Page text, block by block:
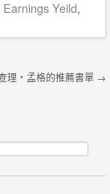
Earnings Yeild,
理・孟格的推薦書單 →